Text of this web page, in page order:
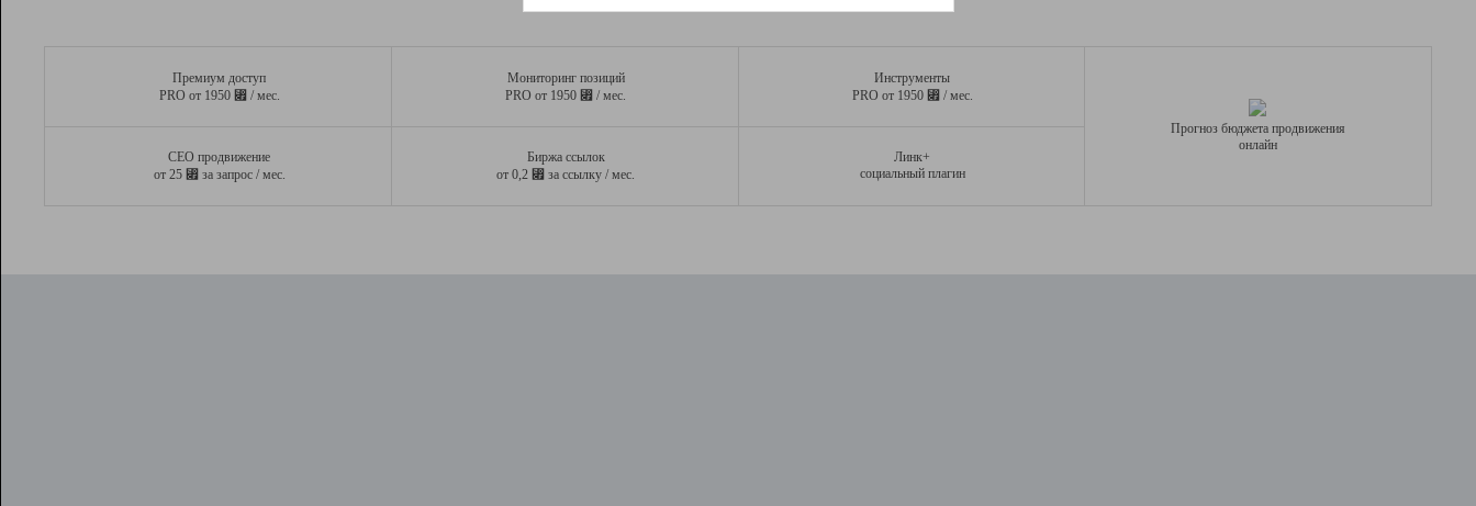
Премиум доступ
PRO от 1950 ⃏ / мес.
Мониторинг позиций
PRO от 1950 ⃏ / мес.
Инструменты
PRO от 1950 ⃏ / мес.
СЕО продвижение
от 25 ⃏ за запрос / мес.
Биржа ссылок
от 0,2 ⃏ за ссылку / мес.
Линк+
социальный плагин
Прогноз бюджета продвижения
онлайн